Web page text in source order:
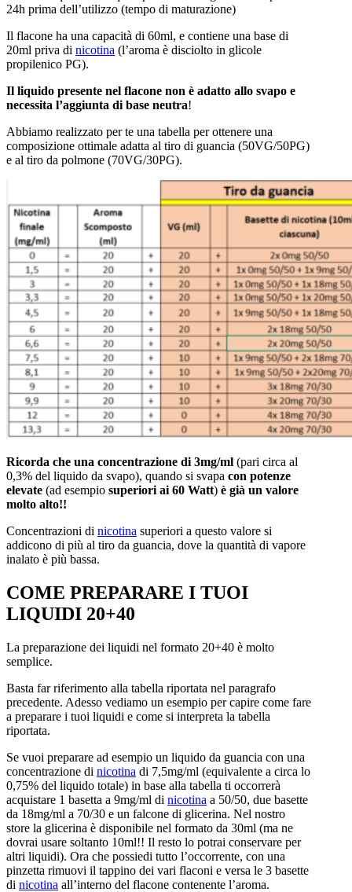
24h prima dell’utilizzo (tempo di maturazione)
Il flacone ha una capacità di 60ml, e contiene una base di
20ml priva di nicotina (l’aroma è disciolto in glicole
propilenico PG).
Il liquido presente nel flacone non è adatto allo svapo e
necessita l’aggiunta di base neutra!
Abbiamo realizzato per te una tabella per ottenere una
composizione ottimale adatta al tiro di guancia (50VG/50PG)
e al tiro da polmone (70VG/30PG).
Ricorda che una concentrazione di 3mg/ml (pari circa al
0,3% del liquido da svapo), quando si svapa con potenze
elevate (ad esempio superiori ai 60 Watt) è già un valore
molto alto!!
Concentrazioni di nicotina superiori a questo valore si
addicono di più al tiro da guancia, dove la quantità di vapore
inalato è più bassa.
COME PREPARARE I TUOI
LIQUIDI 20+40
La preparazione dei liquidi nel formato 20+40 è molto
semplice.
Basta far riferimento alla tabella riportata nel paragrafo
precedente. Adesso vediamo un esempio per capire come fare
a preparare i tuoi liquidi e come si interpreta la tabella
riportata.
Se vuoi preparare ad esempio un liquido da guancia con una
concentrazione di nicotina di 7,5mg/ml (equivalente a circa lo
0,75% del liquido totale) in base alla tabella ti occorrerà
acquistare 1 basetta a 9mg/ml di nicotina a 50/50, due basette
da 18mg/ml a 70/30 e un falcone di glicerina. Nel nostro
store la glicerina è disponibile nel formato da 30ml (ma ne
dovrai usare soltanto 10ml!! Il resto lo potrai conservare per
altri liquidi). Ora che possiedi tutto l’occorrente, con una
pinzetta rimuovi il tappino dei vari flaconi e versa le 3 basette
di nicotina all’interno del flacone contenente l’aroma.